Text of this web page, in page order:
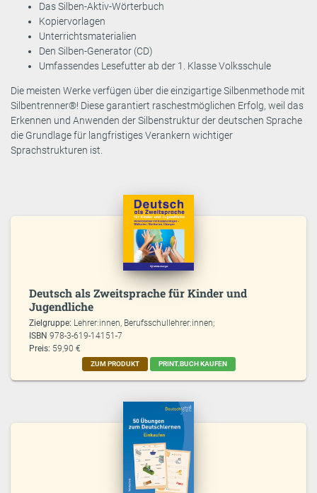
Das Silben-Aktiv-Wörterbuch
Kopiervorlagen
Unterrichtsmaterialien
Den Silben-Generator (CD)
Umfassendes Lesefutter ab der 1. Klasse Volksschule
Die meisten Werke verfügen über die einzigartige Silbenmethode mit
Silbentrenner®! Diese garantiert raschestmöglichen Erfolg, weil das
Erkennen und Anwenden der Silbenstruktur der deutschen Sprache
die Grundlage für langfristiges Verankern wichtiger
Sprachstrukturen ist.
Deutsch als Zweitsprache für Kinder und
Jugendliche
Zielgruppe: Lehrer:innen, Berufsschullehrer:innen;
ISBN978-3-619-14151-7
Preis: 59,90 €
ZUM PRODUKT PRINT.BUCH KAUFEN